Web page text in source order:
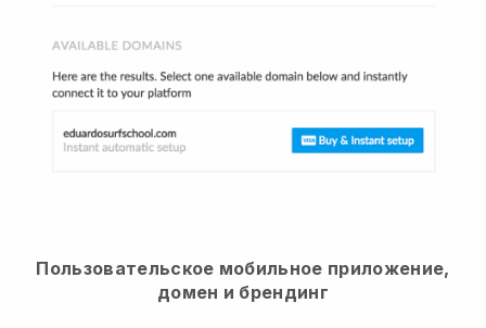
Пользовательское мобильное приложение,
домен и брендинг